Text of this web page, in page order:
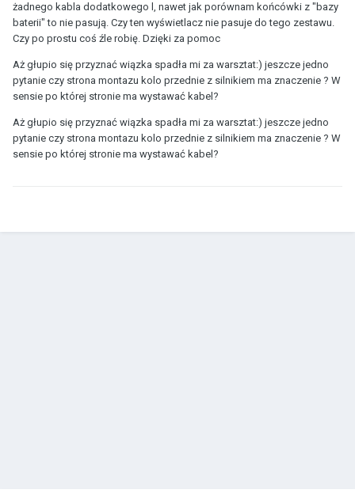
żadnego kabla dodatkowego l, nawet jak porównam końcówki z "bazy
baterii" to nie pasują. Czy ten wyświetlacz nie pasuje do tego zestawu.
Czy po prostu coś źle robię. Dzięki za pomoc
Aż głupio się przyznać wiązka spadła mi za warsztat:) jeszcze jedno
pytanie czy strona montazu kolo przednie z silnikiem ma znaczenie ? W
sensie po której stronie ma wystawać kabel?
Aż głupio się przyznać wiązka spadła mi za warsztat:) jeszcze jedno
pytanie czy strona montazu kolo przednie z silnikiem ma znaczenie ? W
sensie po której stronie ma wystawać kabel?